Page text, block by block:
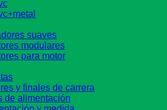
suaves
modulares
para motor
y finales de carrera
de alimentación